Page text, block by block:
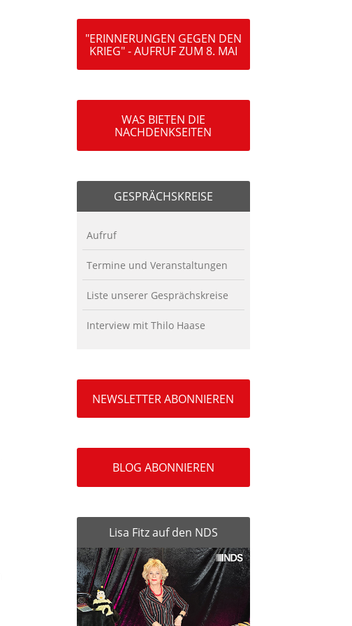
"ERINNERUNGEN GEGEN DEN
KRIEG" - AUFRUF ZUM 8. MAI
WAS BIETEN DIE
NACHDENKSEITEN
GESPRÄCHSKREISE
Aufruf
Termine und Veranstaltungen
Liste unserer Gesprächskreise
Interview mit Thilo Haase
NEWSLETTER ABONNIEREN
BLOG ABONNIEREN
Lisa Fitz auf den NDS